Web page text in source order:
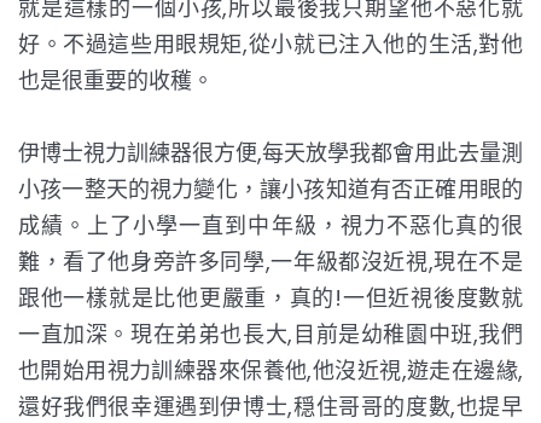
就是這樣的一個小孩,所以最後我只期望他不惡化就
好。不過這些用眼規矩,從小就已注入他的生活,對他
也是很重要的收穫。
伊博士視力訓練器很方便,每天放學我都會用此去量測
小孩一整天的視力變化，讓小孩知道有否正確用眼的
成績。上了小學一直到中年級，視力不惡化真的很
難，看了他身旁許多同學,一年級都沒近視,現在不是
跟他一樣就是比他更嚴重，真的!一但近視後度數就
一直加深。現在弟弟也長大,目前是幼稚園中班,我們
也開始用視力訓練器來保養他,他沒近視,遊走在邊緣,
還好我們很幸運遇到伊博士,穏住哥哥的度數,也提早